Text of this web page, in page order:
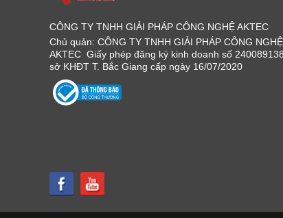
CÔNG TY TNHH GIẢI PHÁP CÔNG NGHỆ AKTEC
Chủ quản: CÔNG TY TNHH GIẢI PHÁP CÔNG NGHỆ
AKTEC Giấy phép đăng ký kinh doanh số
sở KHĐT T. Bắc Giang cấp ngày 16/07/2020